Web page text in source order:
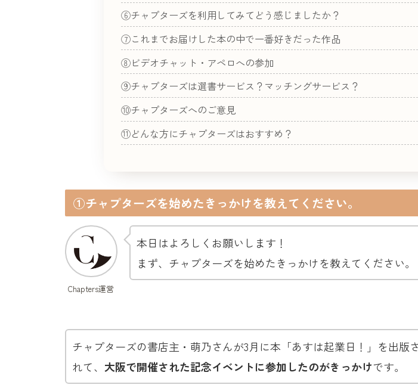
⑥チャプターズを利用してみてどう感じましたか？
⑦これまでお届けした本の中で一番好きだった作品
⑧ビデオチャット・アペロへの参加
⑨チャプターズは選書サービス？マッチングサービス？
⑩チャプターズへのご意見
⑪どんな方にチャプターズはおすすめ？
①チャプターズを始めたきっかけを教えてください。
Chapters運営
本日はよろしくお願いします！
まず、チャプターズを始めたきっかけを教えてください。
チャプターズの書店主・萌乃さんが3月に本「あすは起業日！」を出版
れて、 大阪で開催された記念イベントに参加したのがきっかけです。